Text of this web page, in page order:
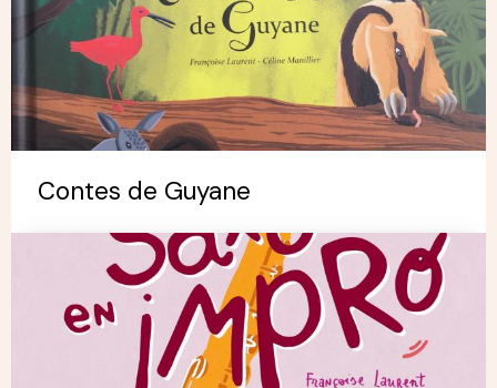
Contes de Guyane